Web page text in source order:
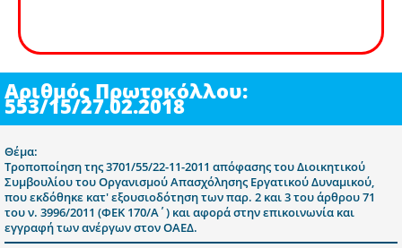
Αριθμός Πρωτοκόλλου:
553/15/27.02.2018
Θέμα:
Τροποποίηση της 3701/55/22-11-2011 απόφασης του Διοικητικού
Συμβουλίου του Οργανισμού Απασχόλησης Εργατικού Δυναμικού,
που εκδόθηκε κατ' εξουσιοδότηση των παρ. 2 και 3 του άρθρου 71
του ν. 3996/2011 (ΦΕΚ 170/Α΄) και αφορά στην επικοινωνία και
εγγραφή των ανέργων στον ΟΑΕΔ.